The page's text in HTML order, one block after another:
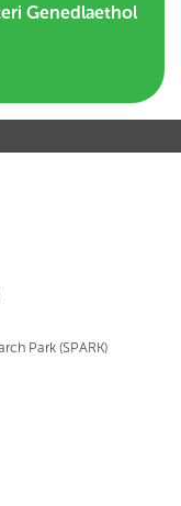
Genedlaethol
Park (SPARK)